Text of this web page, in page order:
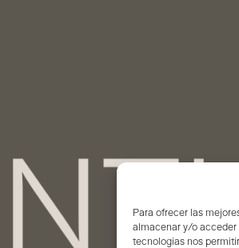
Para ofrecer las
almacenar y/o acceder
tecnologías nos